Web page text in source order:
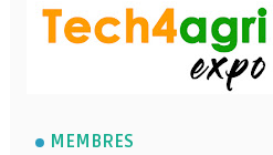
MEMBRES